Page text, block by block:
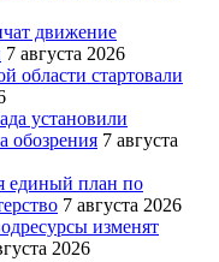
движение
7 августа 2026
области стартовали
установили
обозрения 7 августа
единый план по
7 августа 2026
изменят
2026